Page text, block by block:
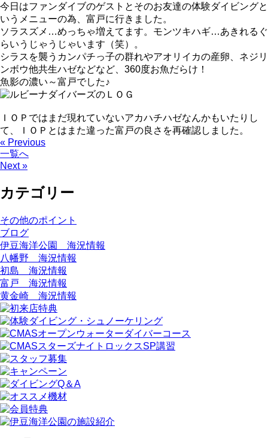
今日はファンダイブのゲストとそのお友達の体験ダイビングと
いうメニューの為、富戸に行きました。
ソラスズメ…めっちゃ増えてます。モンツキハギ…あきれるぐ
らいうじゃうじゃいます（笑）。
シラスを襲うカンパチっ子の群れやアオリイカの産卵、ネジリ
ンボウ他共生ハゼなどなど、360度お魚だらけ！
魚影の濃い～富戸でした♪
ＩＯＰではまだ現れていないアカハチハゼなんかもいたりし
て、ＩＯＰとはまた違った富戸の良さを再確認しました。
« Previous
一覧へ
Next »
カテゴリー
その他のポイント
ブログ
伊豆海洋公園 海況情報
八幡野 海況情報
初島 海況情報
富戸 海況情報
黄金崎 海況情報